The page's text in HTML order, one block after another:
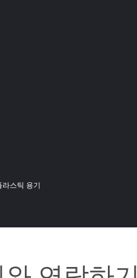
라스틱 용기